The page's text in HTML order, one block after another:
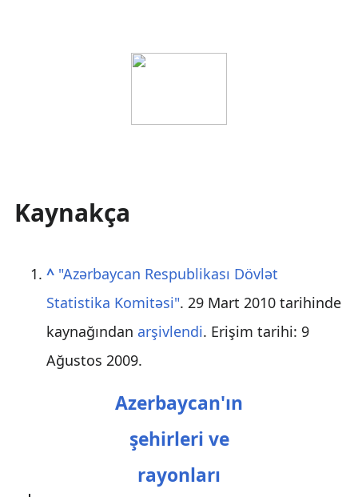
Kaynakça
^ "Azərbaycan Respublikası Dövlət
Statistika Komitəsi". 29 Mart 2010 tarihinde
kaynağından arşivlendi. Erişim tarihi: 9
Ağustos 2009.
Azerbaycan'ın
şehirleri ve
rayonları